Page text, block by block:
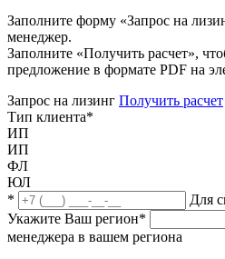
Заполните форму «Запрос на
менеджер.
Заполните «Получить расчет»,
предложение в формате PDF на
Запрос на лизинг Получить расчет
Тип клиента*
ИП
ИП
ФЛ
ЮЛ
*
Для
Укажите Ваш регион*
менеджера в вашем региона